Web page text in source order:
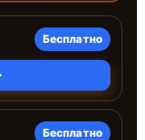
Бесплатно
Бесплатно